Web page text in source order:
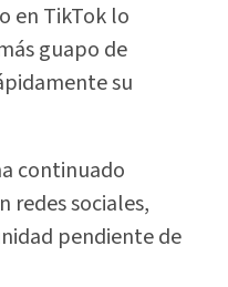
en TikTok lo
guapo de
su
continuado
redes sociales,
pendiente de